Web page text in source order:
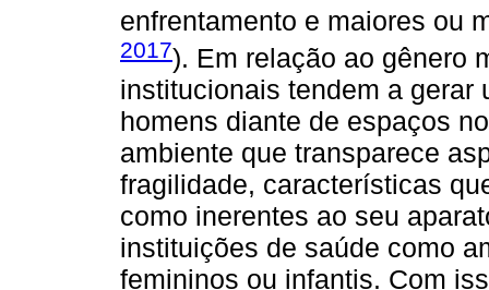
enfrentamento e maiores ou
2017). Em relação ao gênero
institucionais tendem a gerar
homens diante de espaços
ambiente que transparece
fragilidade, características
como inerentes ao seu
instituições de saúde como
femininos ou infantis. Com